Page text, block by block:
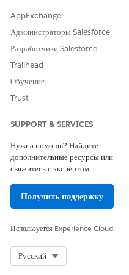
AppExchange
Администраторы Salesforce
Разработчики Salesforce
Trailhead
Обучение
Trust
SUPPORT & SERVICES
Нужна помощь? Найдите
дополнительные ресурсы или
свяжитесь с экспертом.
Получить поддержку
Используется Experience Cloud
Русский